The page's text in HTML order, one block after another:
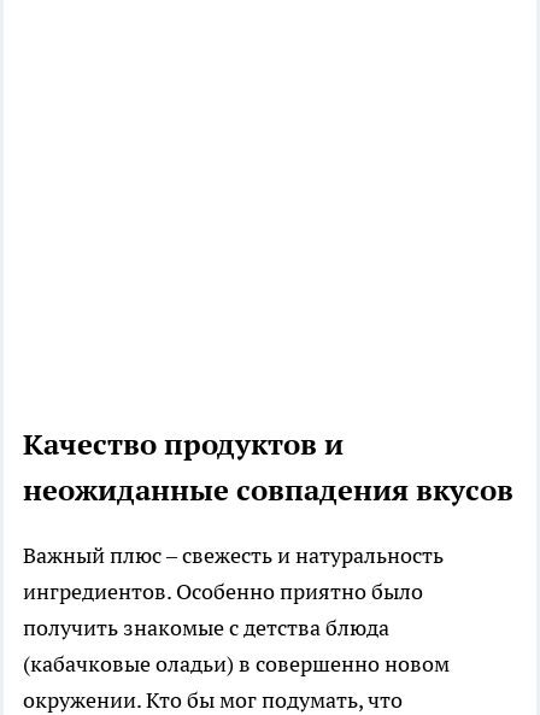
Качество продуктов и
неожиданные совпадения вкусов
Важный плюс – свежесть и натуральность
ингредиентов. Особенно приятно было
получить знакомые с детства блюда
(кабачковые оладьи) в совершенно новом
окружении. Кто бы мог подумать, что